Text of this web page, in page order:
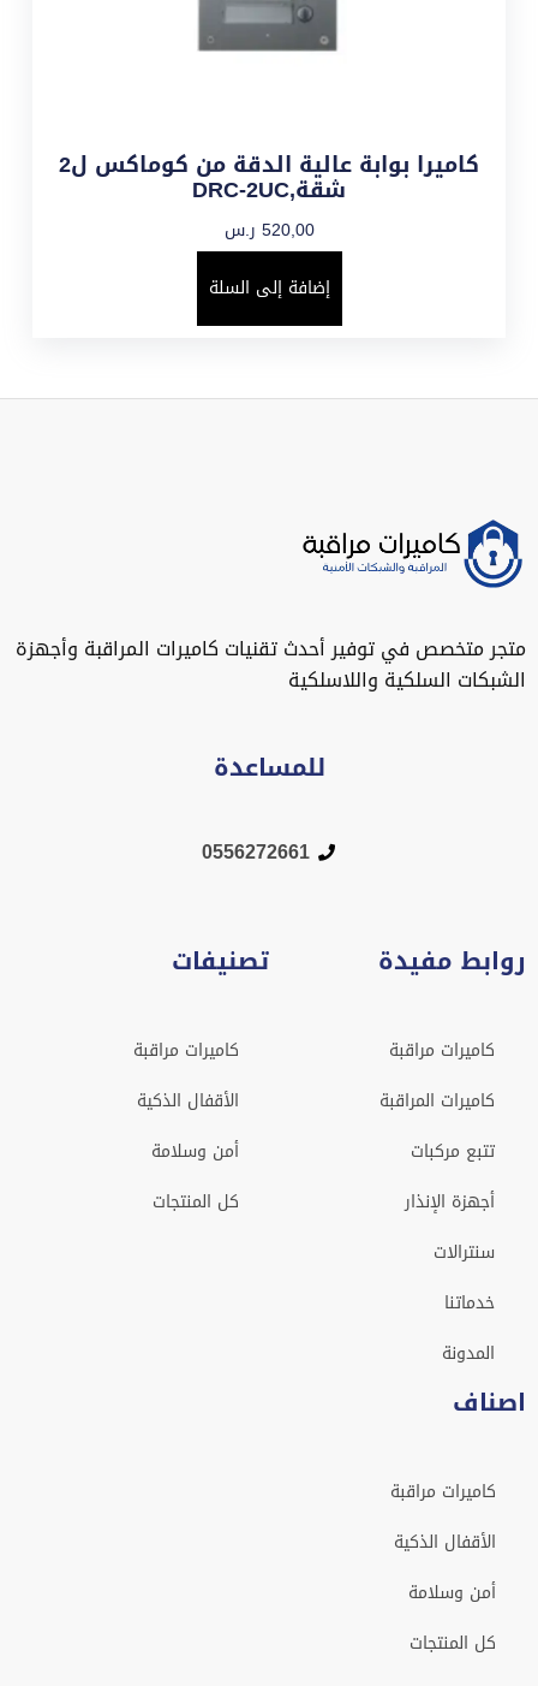
كاميرا بوابة عالية الدقة من كوماكس ل2
شقة,DRC-2UC
520,00 ر.س
إضافة إلى السلة
متجر متخصص في توفير أحدث تقنيات كاميرات المراقبة وأجهزة
الشبكات السلكية واللاسلكية
للمساعدة
0556272661
روابط مفيدة
كاميرات مراقبة
كاميرات المراقبة
تتبع مركبات
أجهزة الإنذار
سنترالات
خدماتنا
المدونة
تصنيفات
كاميرات مراقبة
الأقفال الذكية
أمن وسلامة
كل المنتجات
اصناف
كاميرات مراقبة
الأقفال الذكية
أمن وسلامة
كل المنتجات